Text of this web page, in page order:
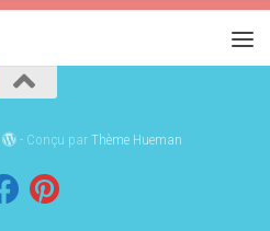
- Conçu parThème Hueman